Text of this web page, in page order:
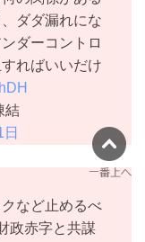
ダダ漏れにな
ダーコントロ
ればいいだけ
結
など止めるべ
政赤字と共謀